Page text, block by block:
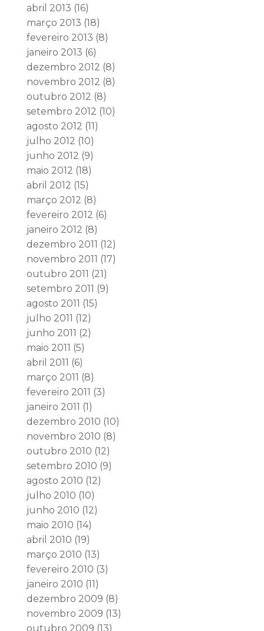
abril 2013 (16)
março 2013 (18)
fevereiro 2013 (8)
janeiro 2013 (6)
dezembro 2012 (8)
novembro 2012 (8)
outubro 2012 (8)
setembro 2012 (10)
agosto 2012 (11)
julho 2012 (10)
junho 2012 (9)
maio 2012 (18)
abril 2012 (15)
março 2012 (8)
fevereiro 2012 (6)
janeiro 2012 (8)
dezembro 2011 (12)
novembro 2011 (17)
outubro 2011 (21)
setembro 2011 (9)
agosto 2011 (15)
julho 2011 (12)
junho 2011 (2)
maio 2011 (5)
abril 2011 (6)
março 2011 (8)
fevereiro 2011 (3)
janeiro 2011 (1)
dezembro 2010 (10)
novembro 2010 (8)
outubro 2010 (12)
setembro 2010 (9)
agosto 2010 (12)
julho 2010 (10)
junho 2010 (12)
maio 2010 (14)
abril 2010 (19)
março 2010 (13)
fevereiro 2010 (3)
janeiro 2010 (11)
dezembro 2009 (8)
novembro 2009 (13)
outubro 2009 (13)